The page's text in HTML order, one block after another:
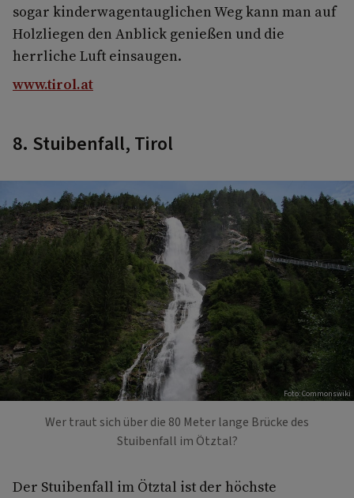
sogar kinderwagentauglichen Weg kann man auf
Holzliegen den Anblick genießen und die
herrliche Luft einsaugen.
www.tirol.at
8. Stuibenfall, Tirol
Foto: Commonswiki
Wer traut sich über die 80 Meter lange Brücke des
Stuibenfall im Ötztal?
Der Stuibenfall im Ötztal ist der höchste